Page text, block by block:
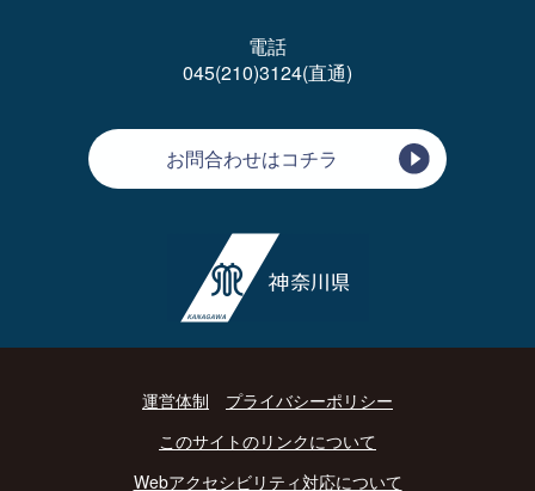
電話
045(210)3124(直通)
お問合わせはコチラ
運営体制
プライバシーポリシー
このサイトのリンクについて
Webアクセシビリティ対応について